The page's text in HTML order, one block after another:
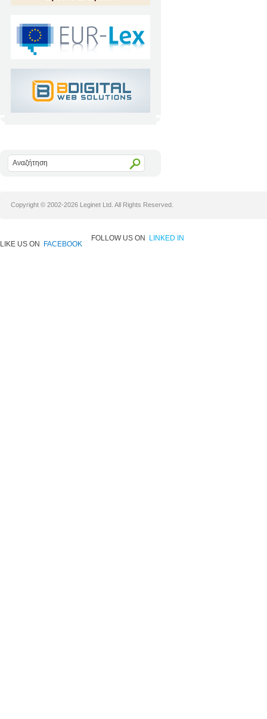
Copyright © 2002-2026 Leginet Ltd. All Rights Reserved.
LIKE US ON FACEBOOK
FOLLOW US ON LINKED IN